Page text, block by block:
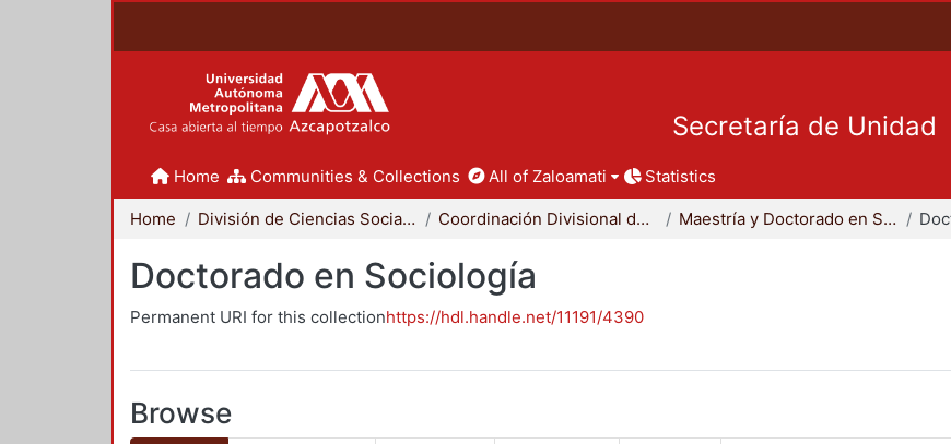
Secretaría de Unidad
Home Communities & Collections All of Zaloamati Statistics
Home División de Ciencias Sociales y Humanidades Coordinación Divisional de Posgrado Maestría y Doctorado en Sociología
Doctorado en Sociología
Permanent URI for this collectionhttps://hdl.handle.net/11191/4390
Browse